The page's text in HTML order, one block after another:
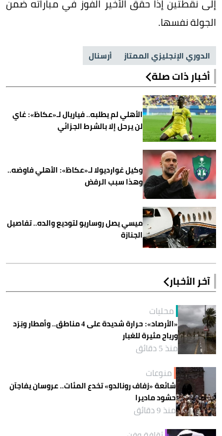
الجولة نفسها.
الدوري الإنجليزي الممتاز أرسنال
أخبار ذات صلة
الأهلي لم يطلبه.. فياريال لـ«عكاظ»: غاي
لن يرحل إلا بالشرط الجزائي
وكيل غوارديولا لـ«عكاظ»: الأهلي فاوضه..
وهذا سبب الرفض
ميسي يصل روساريو لتوديع والده.. تفاصيل
الجنازة
آخر الأخبار
محليات
«الأرصاد»: حرارة شديدة على 4 مناطق.. وأمطار وبَرَد
ورياح مثيرة للغبار
منذ 5 دقائق
منوعات
شائعة «زفاف رونالدو» تخدع المئات.. عروسان يفاجآن
حشود ماديرا
منذ 9 دقائق